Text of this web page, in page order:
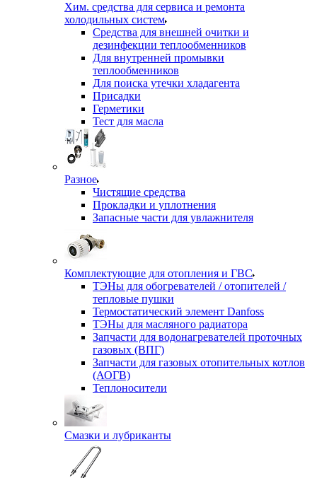
Хим. средства для сервиса и ремонта
холодильных систем
Средства для внешней очитки и
дезинфекции теплообменников
Для внутренней промывки
теплообменников
Для поиска утечки хладагента
Присадки
Герметики
Тест для масла
Разное
Чистящие средства
Прокладки и уплотнения
Запасные части для увлажнителя
Комплектующие для отопления и ГВС
ТЭНы для обогревателей / отопителей /
тепловые пушки
Термостатический элемент Danfoss
ТЭНы для масляного радиатора
Запчасти для водонагревателей проточных
газовых (ВПГ)
Запчасти для газовых отопительных котлов
(АОГВ)
Теплоносители
Смазки и лубриканты